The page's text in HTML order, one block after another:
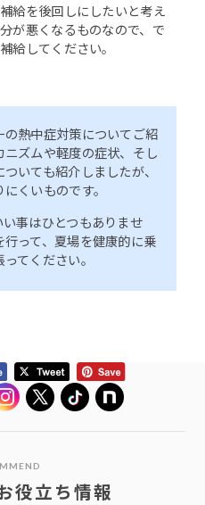
給を後回しにしたいと考え
が悪くなるものなので、で
給してください。
熱中症対策についてご紹
ズムや軽度の症状、そし
いても紹介しましたが、
くいものです。
事はひとつもありませ
って、夏場を健康的に乗
てください。
役立ち情報